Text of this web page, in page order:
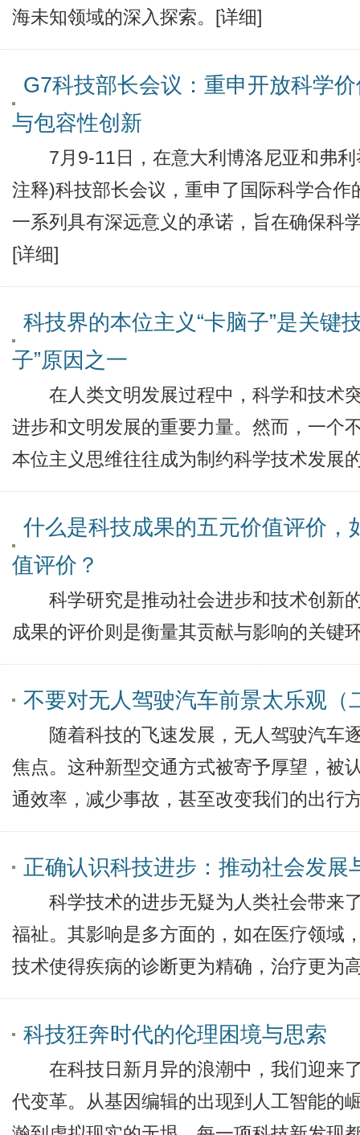
海未知领域的深入探索。 [详细]
G7科技部长会议：重申开放科学
与包容性创新
7月9-11日，在意大利博洛尼亚和弗利
注释)科技部长会议，重申了国际科学合作
一系列具有深远意义的承诺，旨在确保科
[详细]
科技界的本位主义“卡脑子”是关键
子”原因之一
在人类文明发展过程中，科学和技术
进步和文明发展的重要力量。然而，一个
本位主义思维往往成为制约科学技术发展
什么是科技成果的五元价值评价，
值评价？
科学研究是推动社会进步和技术创新
成果的评价则是衡量其贡献与影响的关键
不要对无人驾驶汽车前景太乐观（
随着科技的飞速发展，无人驾驶汽车
焦点。这种新型交通方式被寄予厚望，被
通效率，减少事故，甚至改变我们的出行
正确认识科技进步：推动社会发展
科学技术的进步无疑为人类社会带来
福祉。其影响是多方面的，如在医疗领域
技术使得疾病的诊断更为精确，治疗更为
科技狂奔时代的伦理困境与思索
在科技日新月异的浪潮中，我们迎来
代变革。从基因编辑的出现到人工智能的